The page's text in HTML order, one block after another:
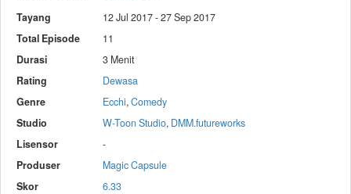
Tayang
12 Jul 2017 - 27 Sep 2017
Total Episode
11
Durasi
3 Menit
Rating
Dewasa
Genre
Ecchi,Comedy
Studio
W-Toon Studio, DMM.futureworks
Lisensor
-
Produser
Magic Capsule
Skor
6.33